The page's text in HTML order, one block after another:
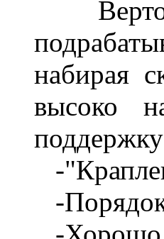
набирая
высоко
-
-